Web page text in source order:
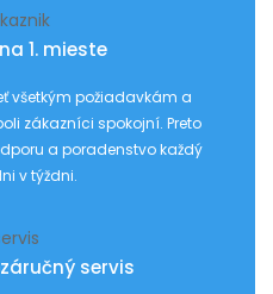
1. mieste
všetkým požiadavkám a
zákazníci spokojní. Preto
a poradenstvo každý
v týždni.
servis